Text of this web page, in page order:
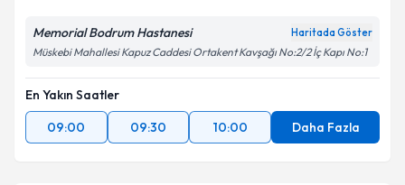
Memorial Bodrum Hastanesi Haritada Göster
Müskebi Mahallesi Kapuz Caddesi Ortakent Kavşağı No:2/2 İç Kapı No:1
En Yakın Saatler
09:00
09:30 10:00 Daha Fazla